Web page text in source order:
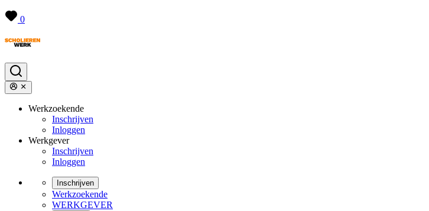
0
Werkzoekende
Inschrijven
Inloggen
Werkgever
Inschrijven
Inloggen
Inschrijven
Werkzoekende
WERKGEVER